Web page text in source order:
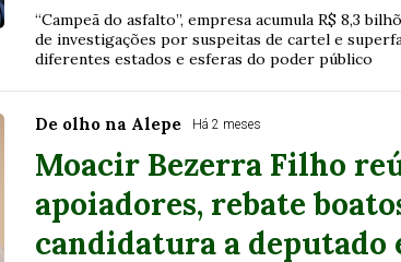
“Campeã do asfalto”, empresa acumula R$ 8,3
de investigações por suspeitas de cartel e
diferentes estados e esferas do poder público
De olho na Alepe Há 2 meses
Moacir Bezerra Filho
apoiadores, rebate
candidatura a deputado